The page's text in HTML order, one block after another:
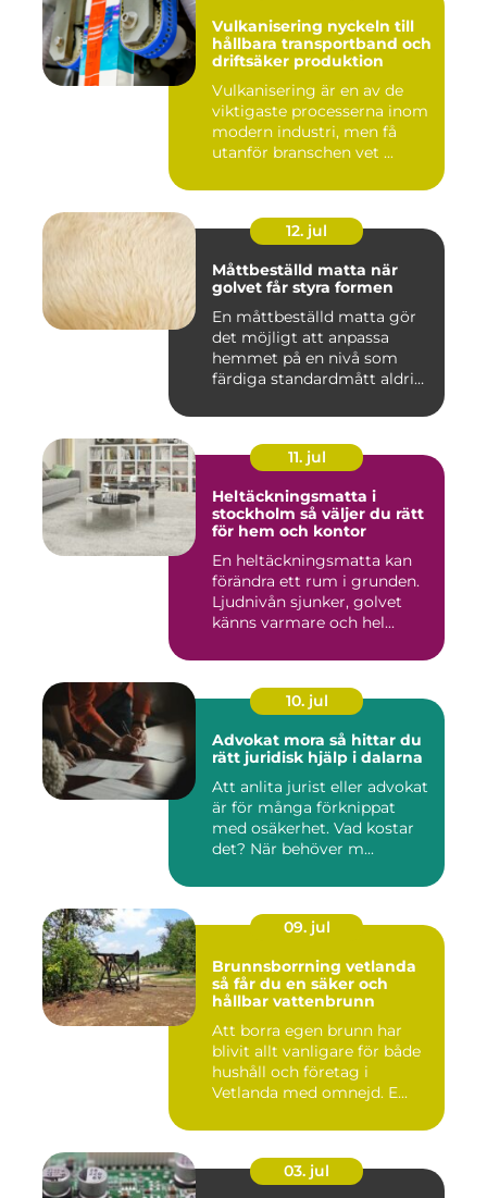
Vulkanisering nyckeln till
hållbara transportband och
driftsäker produktion
Vulkanisering är en av de
viktigaste processerna inom
modern industri, men få
utanför branschen vet ...
12. jul
Måttbeställd matta när
golvet får styra formen
En måttbeställd matta gör
det möjligt att anpassa
hemmet på en nivå som
färdiga standardmått aldrig
11. jul
Heltäckningsmatta i
stockholm så väljer du rätt
för hem och kontor
En heltäckningsmatta kan
förändra ett rum i grunden.
Ljudnivån sjunker, golvet
känns varmare och hel...
10. jul
Advokat mora så hittar du
rätt juridisk hjälp i dalarna
Att anlita jurist eller advokat
är för många förknippat
med osäkerhet. Vad kostar
det? När behöver m...
09. jul
Brunnsborrning vetlanda
så får du en säker och
hållbar vattenbrunn
Att borra egen brunn har
blivit allt vanligare för både
hushåll och företag i
Vetlanda med omnejd. E...
03. jul